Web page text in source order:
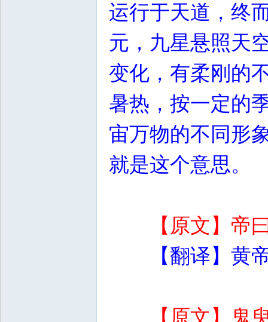
运行于天道，终
元，九星悬照天
变化，有柔刚的
暑热，按一定的
宙万物的不同形
就是这个意思。
【原文】帝
【翻译】黄
【原文】鬼